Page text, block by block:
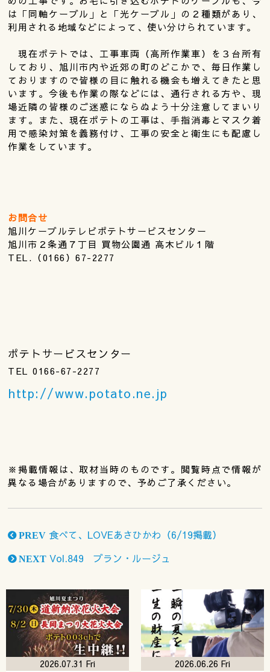
は「同軸ケーブル」と「光ケーブル」の２種類があり、
利用される地域などによって、使い分けられています。
現在ポテトでは、工事車両（高所作業車）を３台所有
しており、旭川市内や近郊の町のどこかで、毎日作業し
ておりますので皆様の目に触れる機会も増えてきたと思
います。今後も作業の際などには、通行される方や、現
場近隣の皆様のご迷惑にならぬよう十分注意してまいり
ます。また、現在ポテトの工事は、手指消毒とマスク着
用で感染対策を義務付け、工事の安全と衛生にも配慮し
作業をしています。
お問合せ
旭川ケーブルテレビポテトサービスセンター
旭川市２条通７丁目 買物公園通 高木ビル１階
TEL.（0166）67-2277
ポテトサービスセンター
TEL 0166-67-2277
http://www.potato.ne.jp
※掲載情報は、取材当時のものです。閲覧時点で情報が
異なる場合がありますので、予めご了承ください。
PREV 食べて、LOVEあさひかわ（6/19掲載）
NEXT Vol.849 ブラン・ルージュ
2026.07.31 Fri 2026.06.26 Fri